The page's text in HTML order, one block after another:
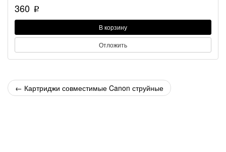
360 p
В корзину
Отложить
← Картриджи совместимые Canon струйные